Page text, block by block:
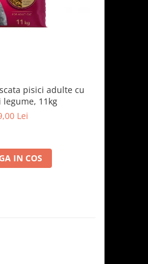
pisici adulte cu
legume, 11kg
Lei
IN COS